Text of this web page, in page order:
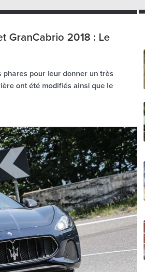
GranCabrio 2018 : Le
phares pour leur donner un très
ont été modifiés ainsi que le